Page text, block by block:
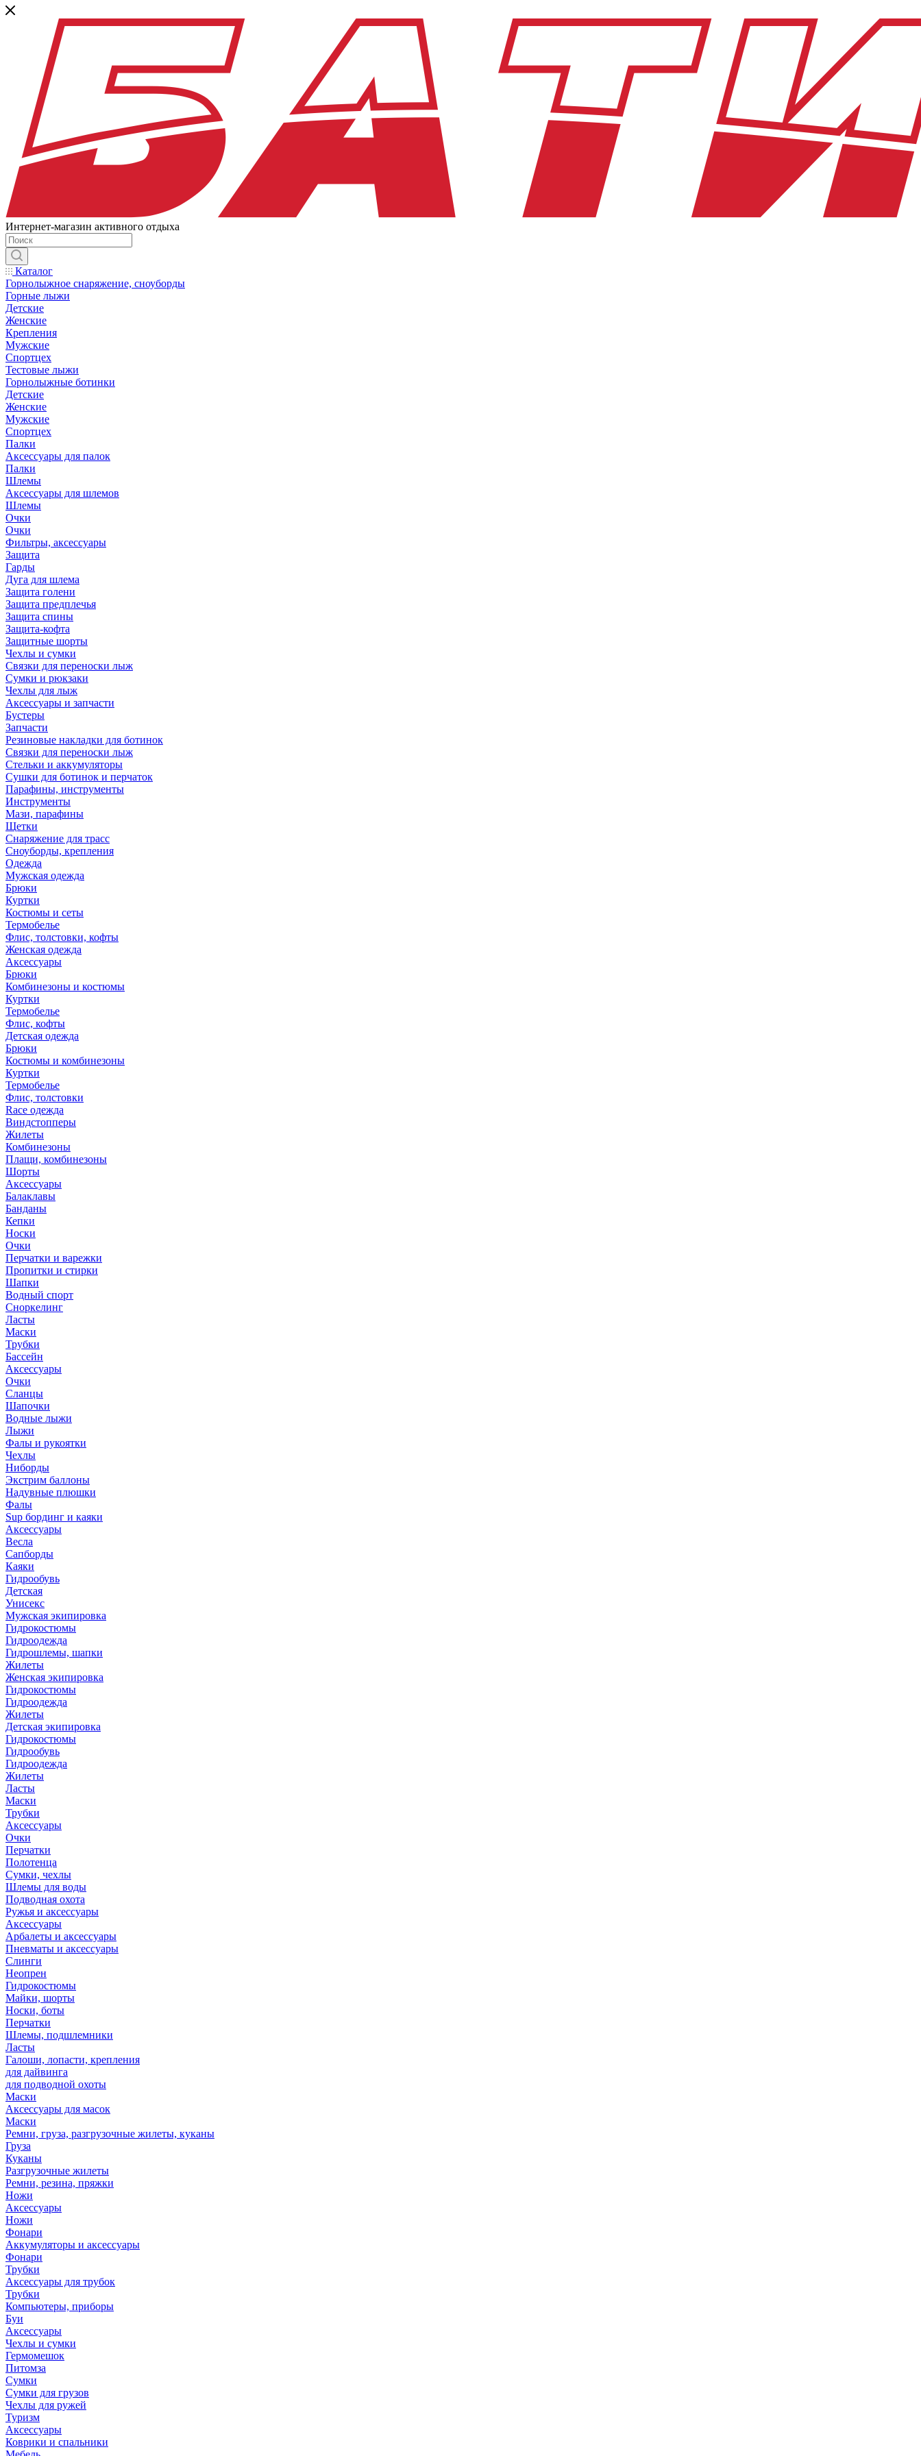
Интернет-магазин активного отдыха
Каталог
Горнолыжное снаряжение, сноуборды
Горные лыжи
Детские
Женские
Крепления
Мужские
Спортцех
Тестовые лыжи
Горнолыжные ботинки
Детские
Женские
Мужские
Спортцех
Палки
Аксессуары для палок
Палки
Шлемы
Аксессуары для шлемов
Шлемы
Очки
Очки
Фильтры, аксессуары
Защита
Гарды
Дуга для шлема
Защита голени
Защита предплечья
Защита спины
Защита-кофта
Защитные шорты
Чехлы и сумки
Связки для переноски лыж
Сумки и рюкзаки
Чехлы для лыж
Аксессуары и запчасти
Бустеры
Запчасти
Резиновые накладки для ботинок
Связки для переноски лыж
Стельки и аккумуляторы
Сушки для ботинок и перчаток
Парафины, инструменты
Инструменты
Мази, парафины
Щетки
Снаряжение для трасс
Сноуборды, крепления
Одежда
Мужская одежда
Брюки
Куртки
Костюмы и сеты
Термобелье
Флис, толстовки, кофты
Женская одежда
Аксессуары
Брюки
Комбинезоны и костюмы
Куртки
Термобелье
Флис, кофты
Детская одежда
Брюки
Костюмы и комбинезоны
Куртки
Термобелье
Флис, толстовки
Race одежда
Виндстопперы
Жилеты
Комбинезоны
Плащи, комбинезоны
Шорты
Аксессуары
Балаклавы
Банданы
Кепки
Носки
Очки
Перчатки и варежки
Пропитки и стирки
Шапки
Водный спорт
Сноркелинг
Ласты
Маски
Трубки
Бассейн
Аксессуары
Очки
Сланцы
Шапочки
Водные лыжи
Лыжи
Фалы и рукоятки
Чехлы
Ниборды
Экстрим баллоны
Надувные плюшки
Фалы
Sup бординг и каяки
Аксессуары
Весла
Сапборды
Каяки
Гидрообувь
Детская
Унисекс
Мужская экипировка
Гидрокостюмы
Гидроодежда
Гидрошлемы, шапки
Жилеты
Женская экипировка
Гидрокостюмы
Гидроодежда
Жилеты
Детская экипировка
Гидрокостюмы
Гидрообувь
Гидроодежда
Жилеты
Ласты
Маски
Трубки
Аксессуары
Очки
Перчатки
Полотенца
Сумки, чехлы
Шлемы для воды
Подводная охота
Ружья и аксессуары
Аксессуары
Арбалеты и аксессуары
Пневматы и аксессуары
Слинги
Неопрен
Гидрокостюмы
Майки, шорты
Носки, боты
Перчатки
Шлемы, подшлемники
Ласты
Галоши, лопасти, крепления
для дайвинга
для подводной охоты
Маски
Аксессуары для масок
Маски
Ремни, груза, разгрузочные жилеты, куканы
Груза
Куканы
Разгрузочные жилеты
Ремни, резина, пряжки
Ножи
Аксессуары
Ножи
Фонари
Аккумуляторы и аксессуары
Фонари
Трубки
Аксессуары для трубок
Трубки
Компьютеры, приборы
Буи
Аксессуары
Чехлы и сумки
Гермомешок
Питомза
Сумки
Сумки для грузов
Чехлы для ружей
Туризм
Аксессуары
Коврики и спальники